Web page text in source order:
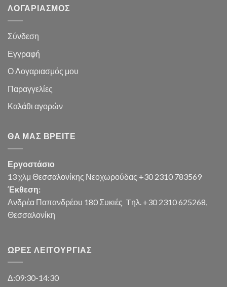
ΛΟΓΑΡΙΑΣΜΌΣ
Σύνδεση
Εγγραφή
Ο Λογαριασμός μου
Παραγγελίες
Καλάθι αγορών
ΘΑ ΜΑΣ ΒΡΕΊΤΕ
Εργοστάσιο
13 χλμ Θεσσαλονίκης Νεοχωρούδας +30 2310 783569
Έκθεση:
Ανδρέα Παπανδρέου 180 Συκιές Tηλ. +30 2310 625268,
Θεσσαλονίκη
ΏΡΕΣ ΛΕΙΤΟΥΡΓΊΑΣ
Δ:09:30-14:30